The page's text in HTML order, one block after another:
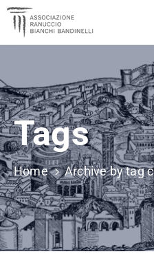
NOTIZIE
DOCUMENTI
EVENTI
PUBBLICAZIONI
CONTATTI
Tags
Home Archive by tag